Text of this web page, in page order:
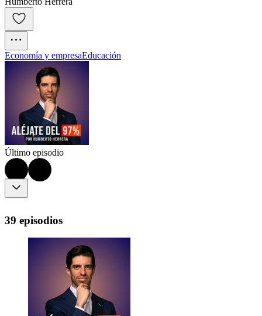
Economía y empresaEducación
Último episodio
39 episodios